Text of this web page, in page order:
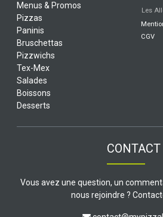
Menus & Promos
Pizzas
Paninis
Bruschettas
Pizzwichs
Tex-Mex
Salades
Boissons
Desserts
Les
CGV
CONTACT
Vous avez une question, un
nous rejoindre ?